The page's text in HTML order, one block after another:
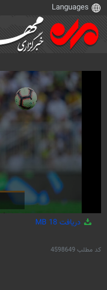
دریافت 18 MB
کد مطلب4598649